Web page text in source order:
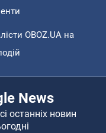
OBOZ.UA на
News
останніх новин